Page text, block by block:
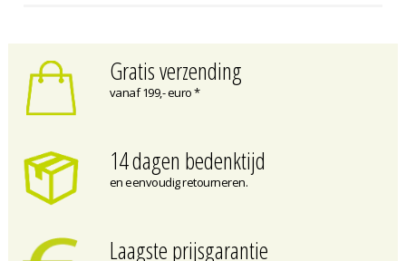
Gratis verzending
vanaf 199,- euro *
14 dagen bedenktijd
en eenvoudig retourneren.
Laagste prijsgarantie